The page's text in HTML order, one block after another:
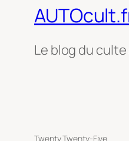
Le blog du
Twenty Twenty-Five